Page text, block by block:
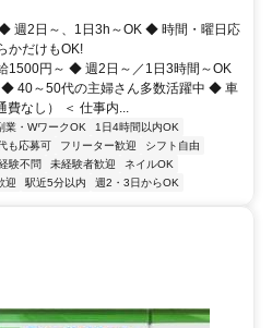
週2日～、1日3h～OK ◆ 時間・曜日応
かだけもOK!
1500円～ ◆ 週2日～／1日3時間～OK
40～50代の主婦さん多数活躍中 ◆ 車
費なし） ＜ 仕事内...
業・WワークOK
1日4時間以内OK
も応募可 フリーター歓迎
シフト自由
験不問 未経験者歓迎
ネイルOK
迎 駅近5分以内 週2・3日からOK